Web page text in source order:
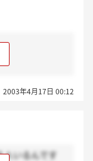
事について。
の事がよく分
す。社長自身
そこは高く評
ると思います
きてください
電話。
2003年4月17日 00:12
いるんです